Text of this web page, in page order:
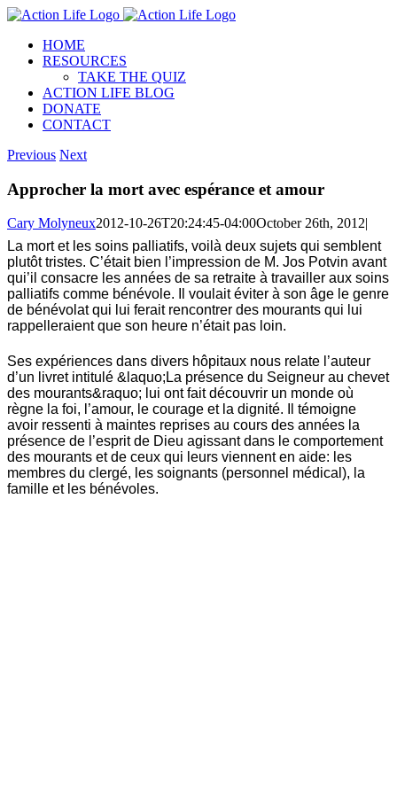
Skip
contentHOME
RESOURCES
TAKE THE QUIZ
ACTION LIFE BLOG
DONATE
CONTACT
Previous Next
Approcher la mort avec espérance et amour
Cary Molyneux2012-10-26T20:24:45-04:00October 26th, 2012|
La mort et les soins palliatifs, voilà deux sujets qui semblent
plutôt tristes. C’était bien l’impression de M. Jos Potvin avant
qui’il consacre les années de sa retraite à travailler aux soins
palliatifs comme bénévole. Il voulait éviter à son âge le genre
de bénévolat qui lui ferait rencontrer des mourants qui lui
rappelleraient que son heure n’était pas loin.
Ses expériences dans divers hôpitaux nous relate l’auteur
d’un livret intitulé &laquo;La présence du Seigneur au chevet
des mourants&raquo; lui ont fait découvrir un monde où
règne la foi, l’amour, le courage et la dignité. Il témoigne
avoir ressenti à maintes reprises au cours des années la
présence de l’esprit de Dieu agissant dans le comportement
des mourants et de ceux qui leurs viennent en aide: les
membres du clergé, les soignants (personnel médical), la
famille et les bénévoles.